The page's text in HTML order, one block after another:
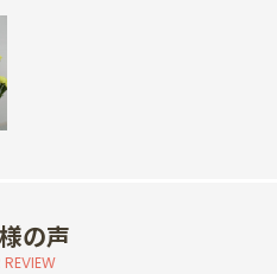
の声
REVIEW